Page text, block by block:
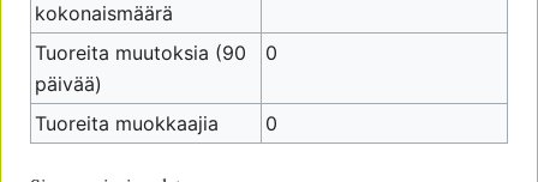
kokonaismäärä
Tuoreita muutoksia (90
päivää)
0
Tuoreita muokkaajia 0